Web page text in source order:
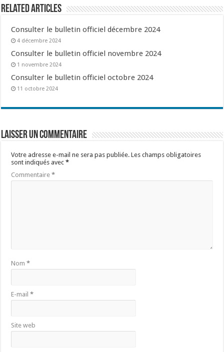
Related Articles
Consulter le bulletin officiel décembre 2024
4 décembre 2024
Consulter le bulletin officiel novembre 2024
1 novembre 2024
Consulter le bulletin officiel octobre 2024
11 octobre 2024
Laisser un commentaire
Votre adresse e-mail ne sera pas publiée. Les champs obligatoires
sont indiqués avec*
Commentaire*
Nom*
E-mail*
Site web